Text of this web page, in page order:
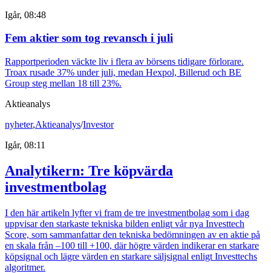
Igår, 08:48
Fem aktier som tog revansch i juli
Rapportperioden väckte liv i flera av börsens tidigare förlorare.
Troax rusade 37% under juli, medan Hexpol, Billerud och BE
Group steg mellan 18 till 23%.
Aktieanalys
nyheter,Aktieanalys/Investor
Igår, 08:11
Analytikern: Tre köpvärda
investmentbolag
I den här artikeln lyfter vi fram de tre investmentbolag som i dag
uppvisar den starkaste tekniska bilden enligt vår nya Investtech
Score, som sammanfattar den tekniska bedömningen av en aktie på
en skala från –100 till +100, där högre värden indikerar en starkare
köpsignal och lägre värden en starkare säljsignal enligt Investtechs
algoritmer.